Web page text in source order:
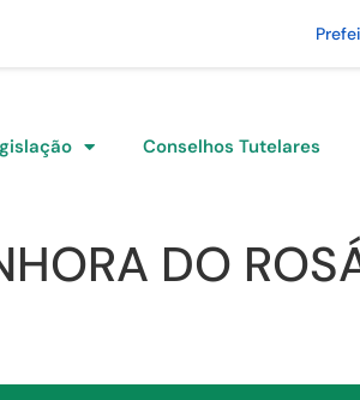
Conselhos Tutelares
DO